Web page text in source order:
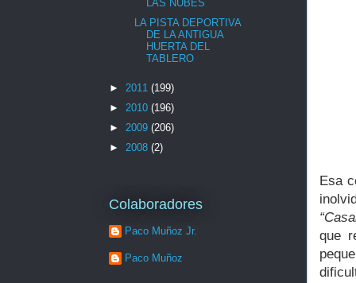
Esa
que
LAS NUBES
LA PISTA DEPORTIVA
DE LA ANTIGUA
HUERTA DEL
TABLERO
► 2011 (199)
► 2010 (196)
► 2009 (206)
► 2008 (2)
Colaboradores
Paco Muñoz Jr.
Paco Muñoz